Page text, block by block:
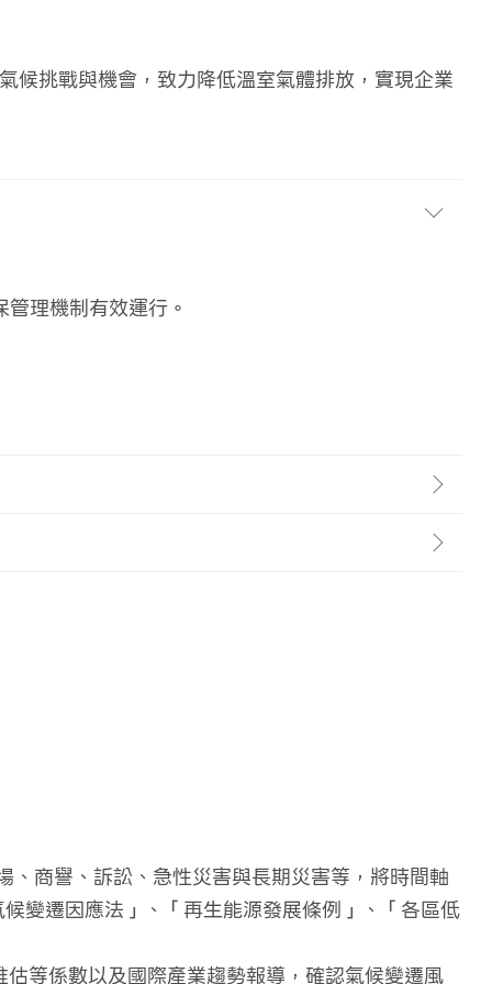
挑戰與機會，致力降低溫室氣體排放，實現企業
理機制有效運行。
商譽、訴訟、急性災害與長期災害等，將時間軸
變遷因應法」、「再生能源發展條例」、「各區低
等係數以及國際產業趨勢報導，確認氣候變遷風